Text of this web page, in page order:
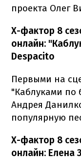
проекта Олег
Х-фактор 8
онлайн: "
Despacito
Первыми на
"Каблуками по
Андрея
популярную
Х-фактор 8
онлайн: Елена